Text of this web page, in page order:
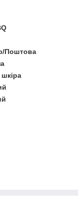
Поштова